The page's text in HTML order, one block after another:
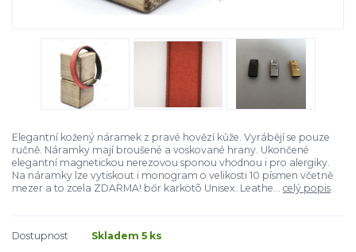
Elegantní kožený náramek z pravé hovězí kůže. Vyrábějí se pouze
ručně. Náramky mají broušené a voskované hrany. Ukončené
elegantní magnetickou nerezovou sponou vhodnou i pro alergiky.
Na náramky lze vytiskout i monogram o velikosti 10 písmen včetně
mezer a to zcela ZDARMA! bőr karkötõ Unisex. Leathe... celý popis
Dostupnost
Skladem 5 ks